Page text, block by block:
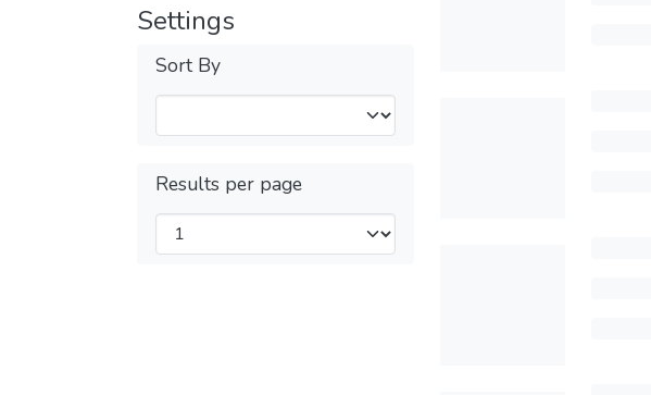
Settings
Sort By
Results per page